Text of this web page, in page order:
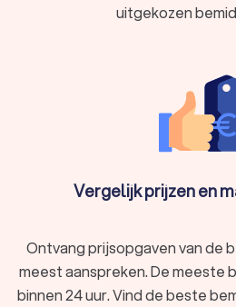
uitgekozen
Vergelijk prijzen en
Ontvang prijsopgaven van de
meest aanspreken. De meeste
binnen 24 uur. Vind de beste